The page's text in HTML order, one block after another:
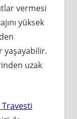
vermesi
yüksek
yaşayabilir.
uzak